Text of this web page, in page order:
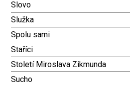
Slovo
Služka
Spolu sami
Staříci
Století Miroslava Zikmunda
Sucho